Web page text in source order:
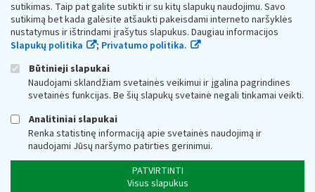
sutikimas. Taip pat galite sutikti ir su kitų slapukų naudojimu. Savo
sutikimą bet kada galėsite atšaukti pakeisdami interneto naršyklės
nustatymus ir ištrindami įrašytus slapukus. Daugiau informacijos
Slapukų politika
; Privatumo politika.
Būtinieji slapukai
Naudojami sklandžiam svetainės veikimui ir įgalina pagrindines
svetainės funkcijas. Be šių slapukų svetainė negali tinkamai veikti.
Analitiniai slapukai
Renka statistinę informaciją apie svetainės naudojimą ir
naudojami Jūsų naršymo patirties gerinimui.
PATVIRTINTI
Visus slapukus
Biudžetinė įstaiga. Juridinio asmens kodas — 188659752,
adresas: Vasario 16-osios g. 14, 01107 Vilnius, Lietuva, el.paštas:
vmi@vmi.lt , E. pristatymo dėžutės adresas 188659752
Duomenys apie Valstybinę mokesčių inspekciją prie Lietuvos
Respublikos finansų ministerijos kaupiami ir saugomi Juridinių